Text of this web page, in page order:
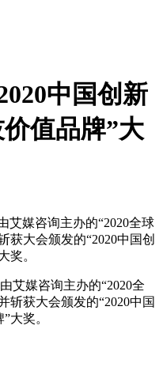
中国创新
值品牌”大
艾媒咨询主办的“2020全球
获大会颁发的“2020中国创
奖。
媒咨询主办的“2020全
斩获大会颁发的“2020中国
大奖。